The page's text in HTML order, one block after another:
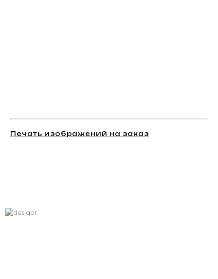
Печать изображений на заказ